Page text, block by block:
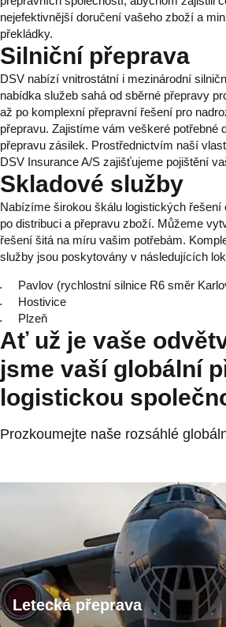
nejefektivnější doručení vašeho zboží a
překládky.
Silniční přeprava
DSV nabízí vnitrostátní i mezinárodní
nabídka služeb sahá od sběrné přepravy
až po komplexní přepravní řešení pro
přepravu. Zajistíme vám veškeré potřebné
přepravu zásilek. Prostřednictvím naší
DSV Insurance A/S zajišťujeme pojištění
Skladové služby
Nabízíme širokou škálu logistických řešení
po distribuci a přepravu zboží. Můžeme
řešení šitá na míru vašim potřebám.
služby jsou poskytovány v následujících
Pavlov (rychlostní silnice R6 směr
Hostivice
Plzeň
Ať už je vaše
jsme vaší globální
logistickou
Prozkoumejte naše rozsáhlé
Letecká přeprava